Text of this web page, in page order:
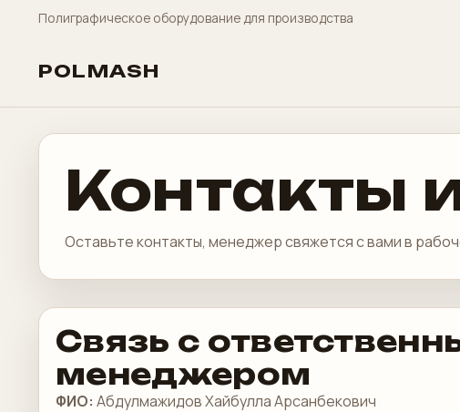
Полиграфическое оборудование для производства
POLMASH
Контакты
Оставьте контакты, менеджер свяжется с вами в
Связь с
менеджером
ФИО: Абдулмажидов Хайбулла Арсанбекович